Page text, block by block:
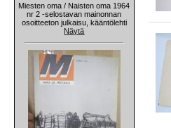
Miesten oma / Naisten oma 1964
nr 2 -selostavan mainonnan
osoitteeton julkaisu, kääntölehti
Näytä